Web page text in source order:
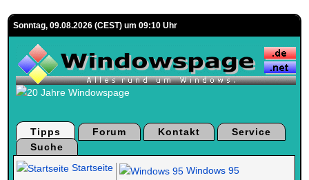
Sonntag, 09.08.2026 (CEST) um 09:10 Uhr
Tipps Forum Kontakt
Service
Suche
Startseite
Windows 95